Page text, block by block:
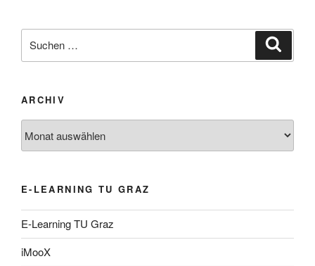
nach:
ARCHIV
E-LEARNING TU GRAZ
E-Learning TU Graz
iMooX